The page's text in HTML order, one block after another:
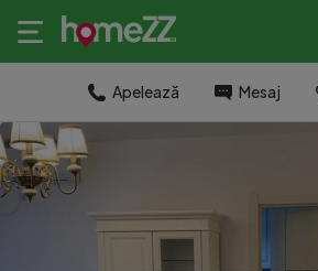
Apelează Mesaj